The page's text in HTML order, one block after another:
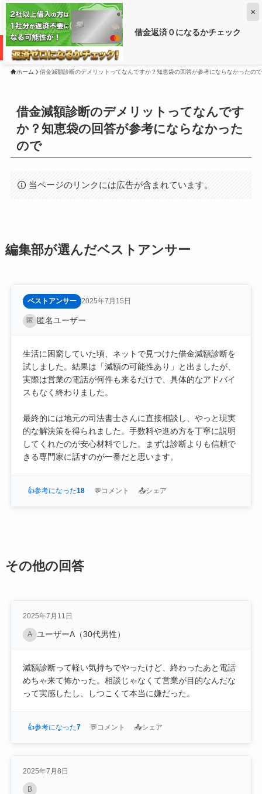
借金返済０になるかチェック
×
借金がいくら減るか調べるなら ➡
ホーム 借金減額診断のデメリットってなんですか？知恵袋の回答が参考にならなかったので
借金減額診断のデメリットってなんです
か？知恵袋の回答が参考にならなかった
ので
当ページのリンクには広告が含まれています。
編集部が選んだベストアンサー
ベストアンサー 2025年7月15日
匿 匿名ユーザー
生活に困窮していた頃、ネットで見つけた借金減額診断を
試しました。結果は「減額の可能性あり」と出ましたが、
実際は営業の電話が何件も来るだけで、具体的なアドバイ
スもなく終わりました。
最終的には地元の司法書士さんに直接相談し、やっと現実
的な解決策を得られました。手数料や進め方を丁寧に説明
してくれたのが安心材料でした。まずは診断よりも信頼で
きる専門家に話すのが一番だと思います。
👍参考になった18 💬 コメント 📤シェア
その他の回答
2025年7月11日
A ユーザーA（30代男性）
減額診断って軽い気持ちでやったけど、終わったあと電話
めちゃ来て怖かった。相談じゃなくて営業が目的なんだな
って実感したし、しつこくて本当に嫌だった。
👍参考になった7 💬 コメント 📤シェア
2025年7月8日
B